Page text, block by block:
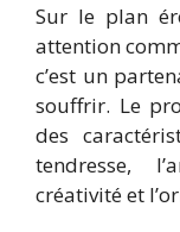
Sur le plan
attention
c’est un
souffrir. Le
des
tendresse,
créativité et